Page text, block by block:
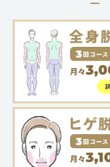
─